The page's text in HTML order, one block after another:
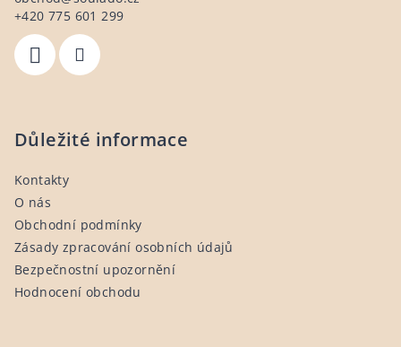
+420 775 601 299
Důležité informace
Kontakty
O nás
Obchodní podmínky
Zásady zpracování osobních údajů
Bezpečnostní upozornění
Hodnocení obchodu